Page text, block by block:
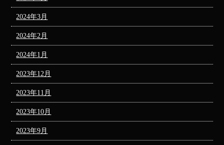
2024年3月
2024年2月
2024年1月
2023年12月
2023年11月
2023年10月
2023年9月